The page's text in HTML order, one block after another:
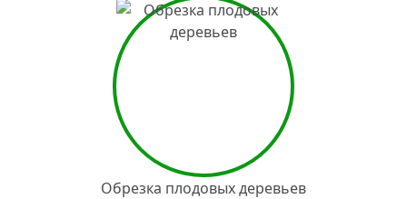
Обрезка плодовых деревьев